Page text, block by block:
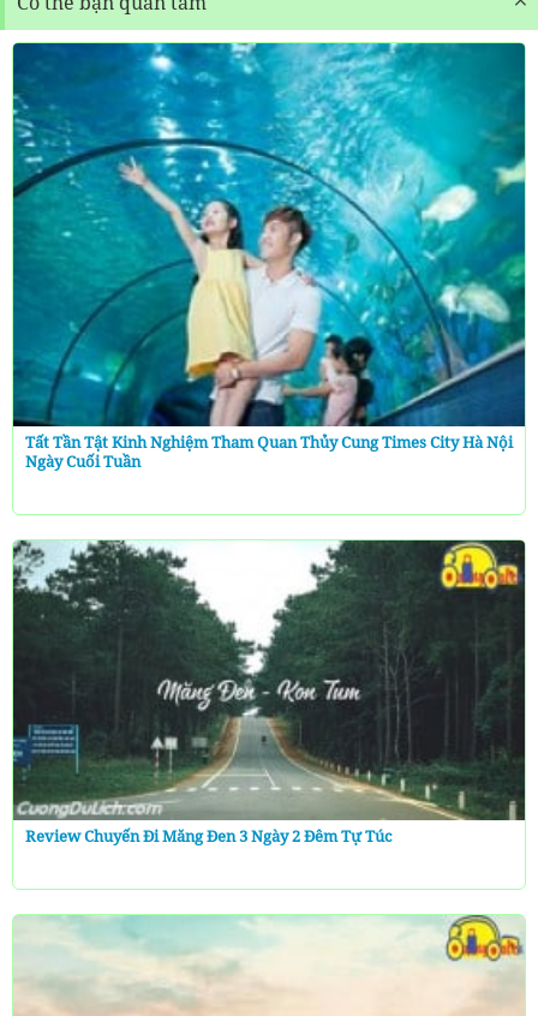
Tất Tần Tật Kinh Nghiệm Tham Quan Thủy Cung Times City Hà Nội
Ngày Cuối Tuần
Review Chuyến Đi Măng Đen 3 Ngày 2 Đêm Tự Túc